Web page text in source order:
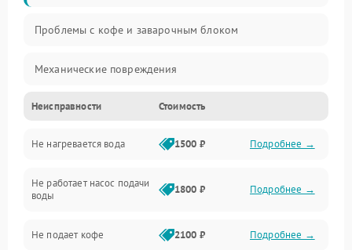
Проблемы с кофе и заварочным блоком
Механические повреждения
Прочие неисправности
Включение и работа
Проблемы с водой
Проблемы с капучинатором и паром
Неисправности Стоимость
Не нагревается вода 1500 ₽ Подробнее →
Не работает насос подачи
воды
1800 ₽ Подробнее →
Не подает кофе 2100 ₽ Подробнее →